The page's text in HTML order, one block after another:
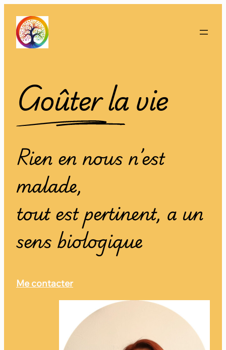
contenu
Goûter la vie
Rien en nous n’est
malade,
tout est pertinent, a un
sens biologique
Me contacter